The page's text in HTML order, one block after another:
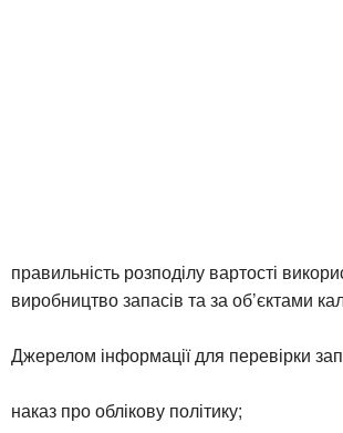
правильність розподілу вартості
виробництво запасів та за об’єктами
Джерелом інформації для перевірки
наказ про облікову політику;